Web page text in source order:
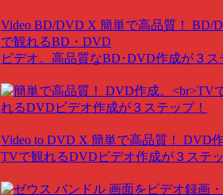
Video BD/DVD X 簡単で高品質！ BD/
で観れるBD・DVD
ビデオ。高品質なBD･DVD作成が３ス
Video to DVD X 簡単で高品質！ DVD
TVで観れるDVDビデオ作成が３ステ